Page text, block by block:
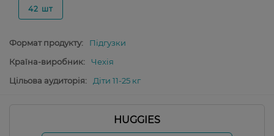
42 шт
Формат продукту:
Підгузки
Країна-виробник:
Чехія
Цільова аудиторія:
Діти 11-25 кг
HUGGIES